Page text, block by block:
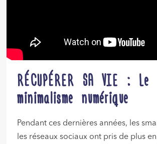
RÉCUPÉRER SA VIE : Le
minimalisme numérique
Pendant ces dernières années, les
les réseaux sociaux ont pris de plus